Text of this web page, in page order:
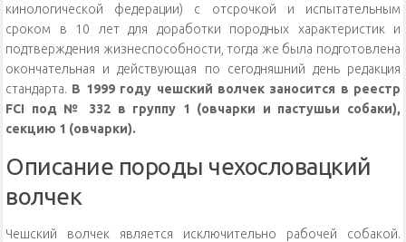
кинологической федерации) с отсрочкой и испытательным
сроком в 10 лет для доработки породных характеристик и
подтверждения жизнеспособности, тогда же была подготовлена
окончательная и действующая по сегодняшний день редакция
стандарта. В 1999 году чешский волчек заносится в реестр
FCI под № 332 в группу 1 (овчарки и пастушьи собаки),
секцию 1 (овчарки).
Описание породы чехословацкий
волчек
Чешский волчек является исключительно рабочей собакой.